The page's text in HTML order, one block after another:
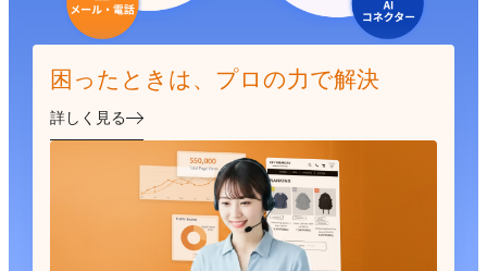
困ったときは、プロの力で解決
詳しく見る